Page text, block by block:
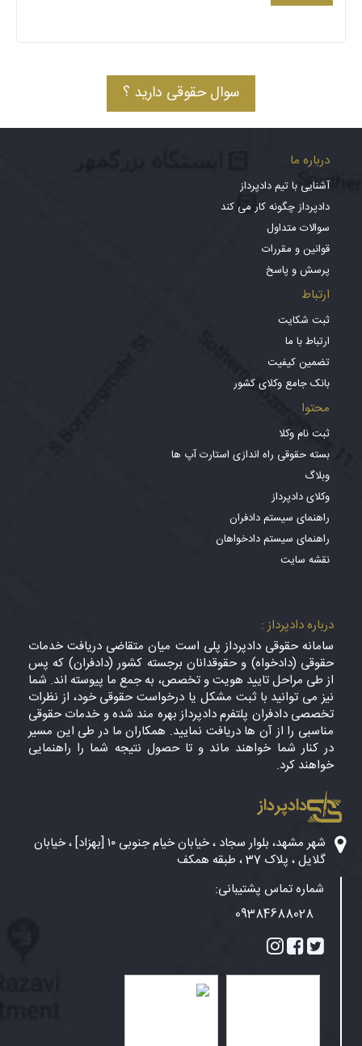
سوال حقوقی دارید ؟
درباره ما
آشنایی با تیم دادپرداز
دادپرداز چگونه کار می کند
سوالات متداول
قوانین و مقررات
پرسش و پاسخ
ارتباط
ثبت شکایت
ارتباط با ما
تضمین کیفیت
بانک جامع وکلای کشور
محتوا
ثبت نام وکلا
بسته حقوقی راه اندازی استارت آپ ها
وبلاگ
وکلای دادپرداز
راهنمای سیستم دادفران
راهنمای سیستم دادخواهان
نقشه سایت
درباره دادپرداز :
سامانه حقوقی دادپرداز پلی است میان متقاضی دریافت خدمات
حقوقی (دادخواه) و حقوقدانان برجسته کشور (دادفران) که پس
از طی مراحل تایید هویت و تخصص، به جمع ما پیوسته اند. شما
نیز می توانید با ثبت مشکل یا درخواست حقوقی خود، از نظرات
تخصصی دادفران پلتفرم دادپرداز بهره مند شده و خدمات حقوقی
مناسبی را از آن ها دریافت نمایید. همکاران ما در طی این مسیر
در کنار شما خواهند ماند و تا حصول نتیجه شما را راهنمایی
خواهند کرد.
دادپرداز
شهر مشهد، بلوار سجاد ، خیابان خیام جنوبی ۱۰ [بهزاد] ، خیابان
گلایل ، پلاک 37 ، طبقه همکف
شماره تماس پشتیبانی:
09384688028